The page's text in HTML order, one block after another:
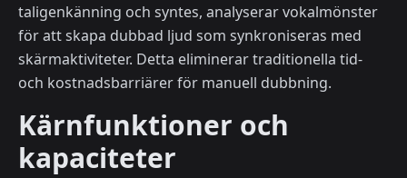
taligenkänning och syntes, analyserar vokalmönster
för att skapa dubbad ljud som synkroniseras med
skärmaktiviteter. Detta eliminerar traditionella tid-
och kostnadsbarriärer för manuell dubbning.
Kärnfunktioner och
kapaciteter